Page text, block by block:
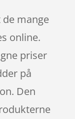
mange
online.
priser
på
Den